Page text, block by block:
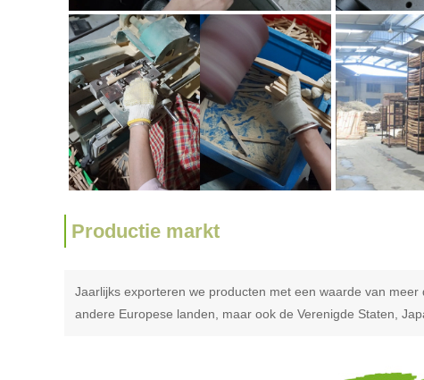
Productie markt
Jaarlijks exporteren we producten met een waarde van
andere Europese landen, maar ook de Verenigde Staten,